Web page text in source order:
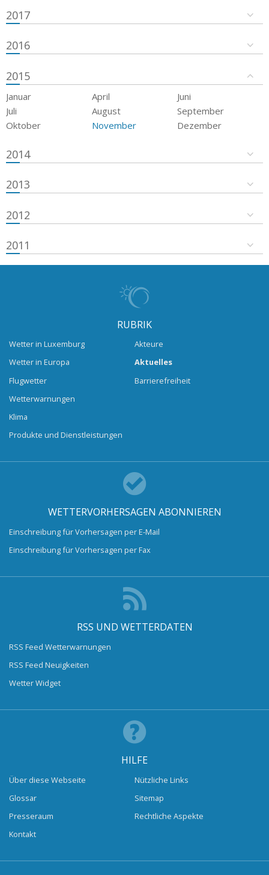
2017
2016
2015
Januar April
Juni
Juli
August
September
Oktober
November Dezember
2014
2013
2012
2011
RUBRIK
Wetter in Luxemburg
Wetter in Europa
Flugwetter
Wetterwarnungen
Klima
Produkte und Dienstleistungen
Akteure
Aktuelles
Barrierefreiheit
WETTERVORHERSAGEN ABONNIEREN
Einschreibung für Vorhersagen per E-Mail
Einschreibung für Vorhersagen per Fax
RSS UND WETTERDATEN
RSS Feed Wetterwarnungen
RSS Feed Neuigkeiten
Wetter Widget
HILFE
Über diese Webseite
Glossar
Presseraum
Kontakt
Nützliche Links
Sitemap
Rechtliche Aspekte